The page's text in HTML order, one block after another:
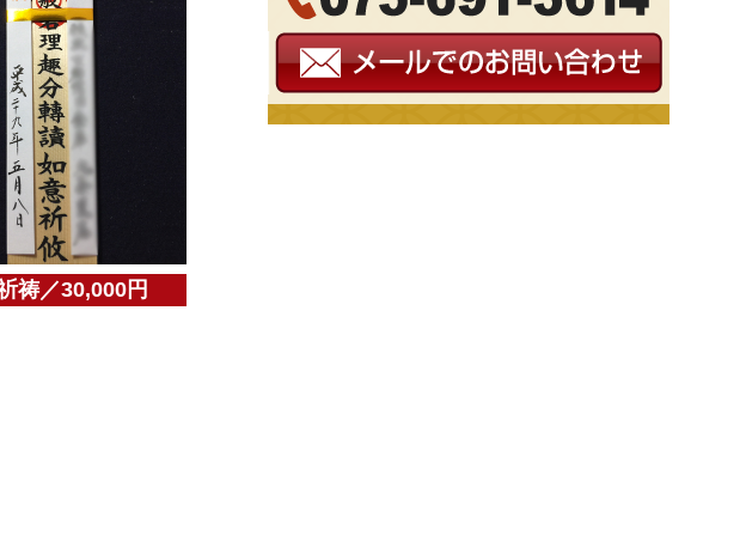
祷／30,000円